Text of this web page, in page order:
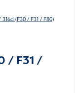
(F30 / F31 / F80)
/ F31 /